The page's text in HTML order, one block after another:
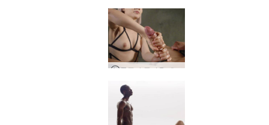
통증과 즐거움 페니스 마사지